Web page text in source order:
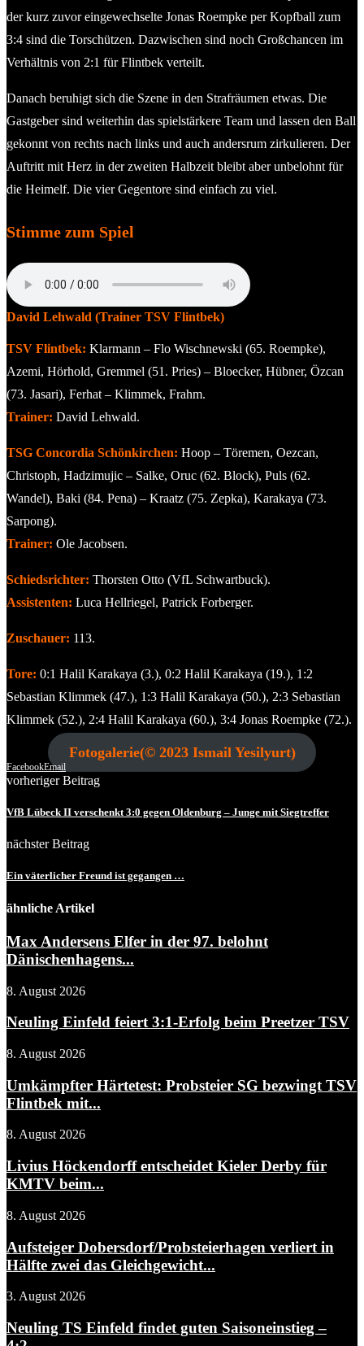
der kurz zuvor eingewechselte Jonas Roempke per Kopfball zum
3:4 sind die Torschützen. Dazwischen sind noch Großchancen im
Verhältnis von 2:1 für Flintbek verteilt.
Danach beruhigt sich die Szene in den Strafräumen etwas. Die
Gastgeber sind weiterhin das spielstärkere Team und lassen den Ball
gekonnt von rechts nach links und auch andersrum zirkulieren. Der
Auftritt mit Herz in der zweiten Halbzeit bleibt aber unbelohnt für
die Heimelf. Die vier Gegentore sind einfach zu viel.
Stimme zum Spiel
David Lehwald (Trainer TSV Flintbek)
TSV Flintbek: Klarmann – Flo Wischnewski (65. Roempke),
Azemi, Hörhold, Gremmel (51. Pries) – Bloecker, Hübner, Özcan
(73. Jasari), Ferhat – Klimmek, Frahm.
Trainer: David Lehwald.
TSG Concordia Schönkirchen: Hoop – Töremen, Oezcan,
Christoph, Hadzimujic – Salke, Oruc (62. Block), Puls (62.
Wandel), Baki (84. Pena) – Kraatz (75. Zepka), Karakaya (73.
Sarpong).
Trainer: Ole Jacobsen.
Schiedsrichter: Thorsten Otto (VfL Schwartbuck).
Assistenten: Luca Hellriegel, Patrick Forberger.
Zuschauer: 113.
Tore: 0:1 Halil Karakaya (3.), 0:2 Halil Karakaya (19.), 1:2
Sebastian Klimmek (47.), 1:3 Halil Karakaya (50.), 2:3 Sebastian
Klimmek (52.), 2:4 Halil Karakaya (60.), 3:4 Jonas Roempke (72.).
Fotogalerie(© 2023 Ismail Yesilyurt)
FacebookEmail
vorheriger Beitrag
VfB Lübeck II verschenkt 3:0 gegen Oldenburg – Junge mit Siegtreffer
nächster Beitrag
Ein väterlicher Freund ist gegangen …
ähnliche Artikel
Max Andersens Elfer in der 97. belohnt
Dänischenhagens...
8. August 2026
Neuling Einfeld feiert 3:1-Erfolg beim Preetzer TSV
8. August 2026
Umkämpfter Härtetest: Probsteier SG bezwingt TSV
Flintbek mit...
8. August 2026
Livius Höckendorff entscheidet Kieler Derby für
KMTV beim...
8. August 2026
Aufsteiger Dobersdorf/Probsteierhagen verliert in
Hälfte zwei das Gleichgewicht...
3. August 2026
Neuling TS Einfeld findet guten Saisoneinstieg –